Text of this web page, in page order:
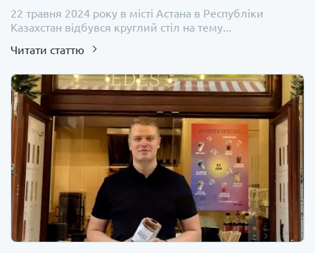
22 травня 2024 року в місті Астана в Республіки
Казахстан відбувся круглий стіл на тему...
Читати статтю